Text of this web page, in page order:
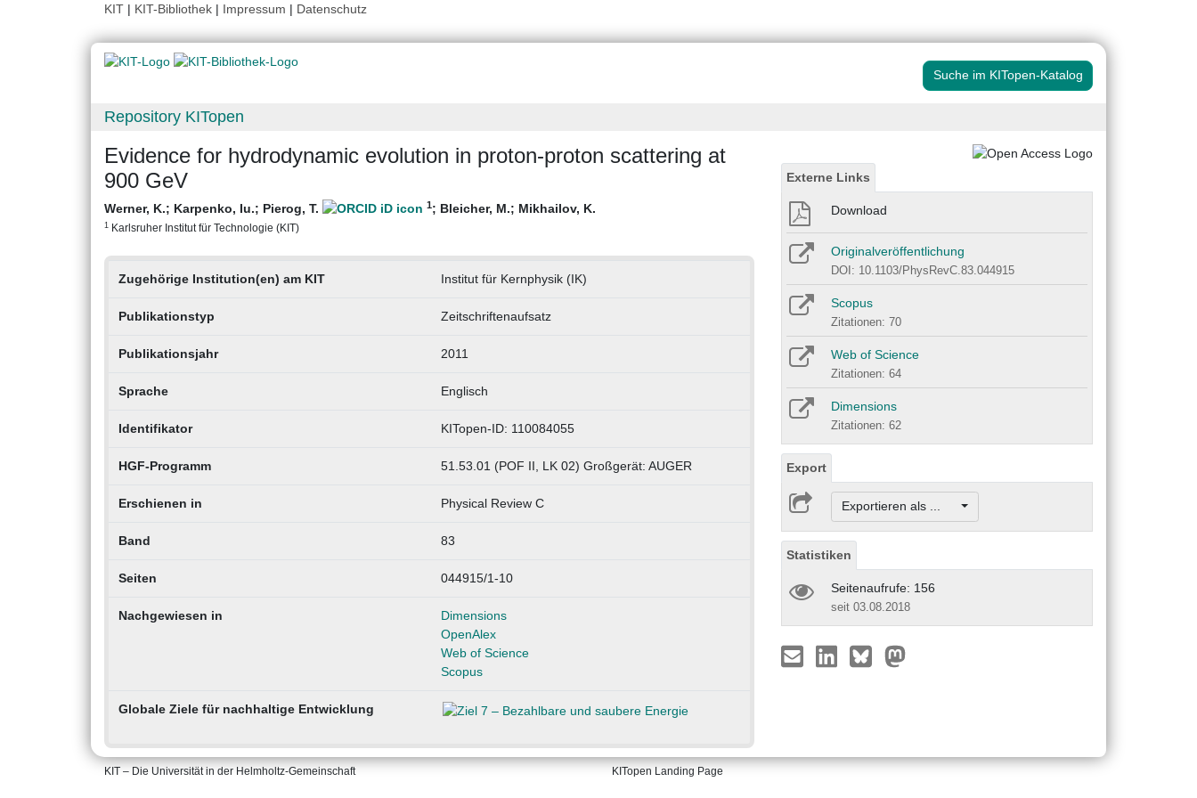
KIT | KIT-Bibliothek | Impressum | Datenschutz
Suche im KITopen-Katalog
Repository KITopen
Evidence for hydrodynamic evolution in proton-proton scattering at
900 GeV
Werner, K.; Karpenko, Iu.; Pierog, T. 1; Bleicher, M.; Mikhailov, K.
1 Karlsruher Institut für Technologie (KIT)
Zugehörige Institution(en) am KIT Institut für Kernphysik (IK)
Publikationstyp Zeitschriftenaufsatz
Publikationsjahr 2011
Sprache Englisch
Identifikator KITopen-ID: 110084055
HGF-Programm 51.53.01 (POF II, LK 02) Großgerät: AUGER
Erschienen in Physical Review C
Band 83
Seiten 044915/1-10
Nachgewiesen in
Dimensions
OpenAlex
Web of Science
Scopus
Globale Ziele für nachhaltige Entwicklung
Externe Links
Download
Originalveröffentlichung
DOI: 10.1103/PhysRevC.83.044915
Scopus
Zitationen: 70
Web of Science
Zitationen: 64
Dimensions
Zitationen: 62
Export
Exportieren als ...
Statistiken
Seitenaufrufe: 156
seit 03.08.2018
KIT – Die Universität in der Helmholtz-Gemeinschaft KITopen Landing Page